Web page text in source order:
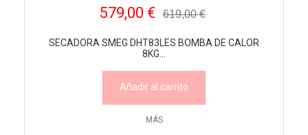
579,00 € 619,00 €
SECADORA SMEG DHT83LES BOMBA DE CALOR
8KG...
Añadir al carrito
MÁS